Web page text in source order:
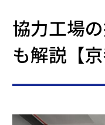
協力工場
も解説【